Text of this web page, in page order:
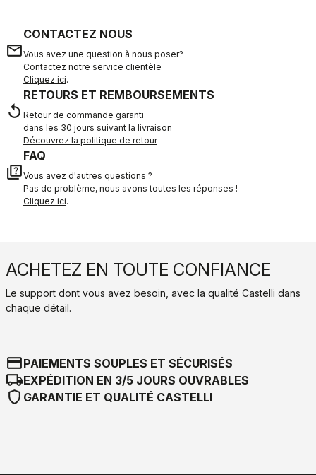
email
CONTACTEZ NOUS
Vous avez une question à nous poser?
Contactez notre service clientèle
Cliquez ici.
replay
RETOURS ET REMBOURSEMENTS
Retour de commande garanti
dans les 30 jours suivant la livraison
Découvrez la politique de retour
quiz
FAQ
Vous avez d'autres questions ?
Pas de problème, nous avons toutes les réponses !
Cliquez ici.
ACHETEZ EN TOUTE CONFIANCE
Le support dont vous avez besoin, avec la qualité Castelli dans
chaque détail.
credit_cardPAIEMENTS SOUPLES ET SÉCURISÉS
local_shippingEXPÉDITION EN 3/5 JOURS OUVRABLES
shield GARANTIE ET QUALITÉ CASTELLI